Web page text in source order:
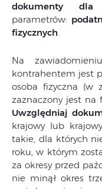
dokumenty dla
parametrów:
fizycznych.
Na
kontrahentem jest
osoba fizyczna (w
zaznaczony jest
Uwzględniaj
krajowy lub
takie, dla których
roku, w którym
za okresy przed
nie minął okres